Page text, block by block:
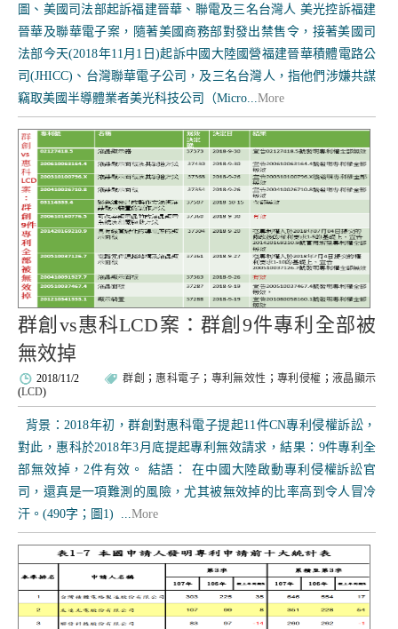
圖、美國司法部起訴福建晉華、聯電及三名台灣人 美光控訴福建
晉華及聯華電子案，隨著美國商務部對發出禁售令，接著美國司
法部今天(2018年11月1日)起訴中國大陸國營福建晉華積體電路公
司(JHICC)、台灣聯華電子公司，及三名台灣人，指他們涉嫌共謀
竊取美國半導體業者美光科技公司（Micro...More
群創vs惠科LCD案：群創9件專利全部被
無效掉
2018/11/2 群創 ； 惠科電子 ； 專利無效性 ； 專利侵權 ； 液晶顯示
(LCD)
背景：2018年初，群創對惠科電子提起11件CN專利侵權訴訟，
對此，惠科於2018年3月底提起專利無效請求，結果：9件專利全
部無效掉，2件有效。 結語： 在中國大陸啟動專利侵權訴訟官
司，還真是一項難測的風險，尤其被無效掉的比率高到令人冒冷
汗。(490字；圖1) ...More